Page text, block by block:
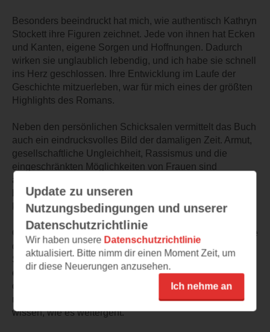
Besonders beeindruckt hat mich, wie authentisch Kathryn
Stockett ihre Figuren zeichnet. Jede von ihnen hat Ecken
und Kanten, eigene Sorgen und Hoffnungen. Dadurch
wirken sie unglaublich lebendig, und ich habe sie schnell
ins Herz geschlossen. Ihre Entwicklung im Laufe der
Geschichte mitzuerleben, war für mich eines der größten
Highlights des Romans.
Neben den persönlichen Schicksalen vermittelt das Buch
auch ein eindrucksvolles Bild der damaligen Zeit. Armut,
gesellschaftliche Ungleichheit, Rassismus und die
eingeschränkten Möglichkeiten von Frauen sind
allgegenwärtig, ohne dass die Geschichte jemals
belehrend wirkt. Stattdessen zeigt sie, wie viel Mut selbst
kleine Akte des Widerstands erfordern konnten.
Obwohl der Roman über 800 Seiten umfasst, hatte ich nie
das Gefühl, dass er sich zieht. Im Gegenteil: Der flüssige
Schreibstil, die wechselnden Perspektiven und die vielen
emotionalen und humorvollen Momente sorgen dafür,
dass man ständig weiterlesen möchte. Immer wieder
musste ich schmunzeln, war berührt oder wollte einfach
wissen, wie es weitergeht.
Update zu unseren
Nutzungsbedingungen und unserer
Datenschutzrichtlinie
Wir haben unsere Datenschutzrichtlinie
aktualisiert. Bitte nimm dir einen Moment Zeit, um
dir diese Neuerungen anzusehen.
Ich nehme an